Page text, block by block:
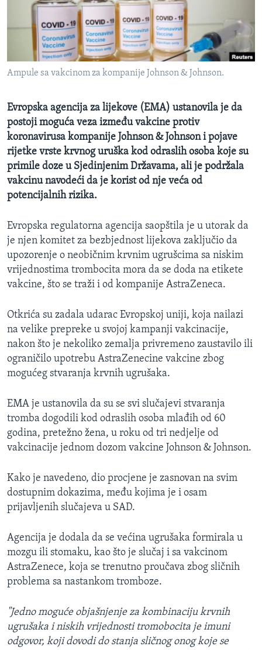
MAGAZIN
O GLASU AMERIKE
Learning English
Jezici
Ampule sa vakcinom za kompanije Johnson & Johnson.
Evropska agencija za lijekove (EMA) ustanovila je da
postoji moguća veza između vakcine protiv
koronavirusa kompanije Johnson & Johnson i pojave
rijetke vrste krvnog uruška kod odraslih osoba koje su
primile doze u Sjedinjenim Državama, ali je podržala
vakcinu navodeći da je korist od nje veća od
potencijalnih rizika.
Evropska regulatorna agencija saopštila je u utorak da
je njen komitet za bezbjednost lijekova zaključio da
upozorenje o neobičnim krvnim ugrušcima sa niskim
vrijednostima trombocita mora da se doda na etikete
vakcine, što se traži i od kompanije AstraZeneca.
Otkrića su zadala udarac Evropskoj uniji, koja nailazi
na velike prepreke u svojoj kampanji vakcinacije,
nakon što je nekoliko zemalja privremeno zaustavilo ili
ograničilo upotrebu AstraZenecine vakcine zbog
mogućeg stvaranja krvnih ugrušaka.
EMA je ustanovila da su se svi slučajevi stvaranja
tromba dogodili kod odraslih osoba mlađih od 60
godina, pretežno žena, u roku od tri nedjelje od
vakcinacije jednom dozom vakcine Johnson & Johnson.
Kako je navedeno, dio procjene je zasnovan na svim
dostupnim dokazima, među kojima je i osam
prijavljenih slučajeva u SAD.
Agencija je dodala da se većina ugrušaka formirala u
mozgu ili stomaku, kao što je slučaj i sa vakcinom
AstraZenece, koja se trenutno proučava zbog sličnih
problema sa nastankom tromboze.
"Jedno moguće objašnjenje za kombinaciju krvnih
ugrušaka i niskih vrijednosti tromobocita je imuni
odgovor, koji dovodi do stanja sličnog onog koje se